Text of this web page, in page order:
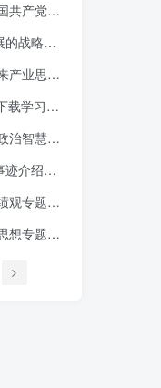
党建PPT模板
模板免费下载
带讲稿课件
神和党建思想
PPT课件下载
课ppt模板
宣讲PPT
整版可下载